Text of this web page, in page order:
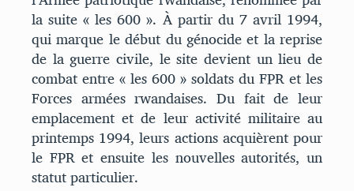
la suite « les 600 ». À partir du 7 avril 1994,
qui marque le début du génocide et la reprise
de la guerre civile, le site devient un lieu de
combat entre « les 600 » soldats du FPR et les
Forces armées rwandaises. Du fait de leur
emplacement et de leur activité militaire au
printemps 1994, leurs actions acquièrent pour
le FPR et ensuite les nouvelles autorités, un
statut particulier.